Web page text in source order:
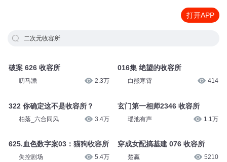
打开APP
二次元收容所
破案 626 收容所
叨马澹 2.3万
322 你确定这不是收容所？
柏落_六合同风 3.4万
625.血色数字案03：猫狗收容所
失控剧场 5.4万
016集 绝望的收容所
白熊寒霄 414
玄门第一相师2346 收容所
瑶池有声 1.1万
穿成女配搞基建 076 收容所
楚嬴 5210